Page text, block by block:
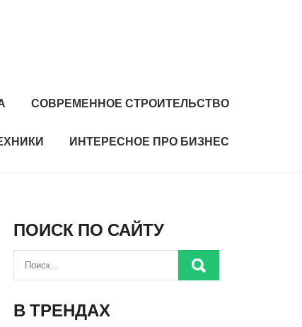
СОВРЕМЕННОЕ СТРОИТЕЛЬСТВО
ИНТЕРЕСНОЕ ПРО БИЗНЕС
ПОИСК ПО САЙТУ
В ТРЕНДАХ